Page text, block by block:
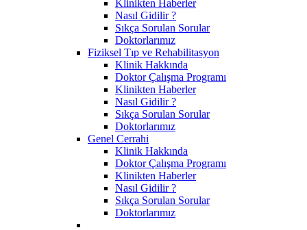
Klinikten Haberler
Nasıl Gidilir ?
Sıkça Sorulan Sorular
Doktorlarımız
Fiziksel Tıp ve Rehabilitasyon
Klinik Hakkında
Doktor Çalışma Programı
Klinikten Haberler
Nasıl Gidilir ?
Sıkça Sorulan Sorular
Doktorlarımız
Genel Cerrahi
Klinik Hakkında
Doktor Çalışma Programı
Klinikten Haberler
Nasıl Gidilir ?
Sıkça Sorulan Sorular
Doktorlarımız